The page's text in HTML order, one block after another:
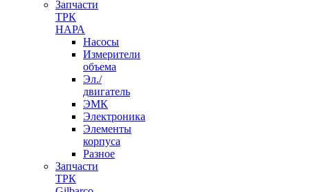
Запчасти
ТРК
НАРА
Насосы
Измерители
объема
Эл./
двигатель
ЭМК
Электроника
Элементы
корпуса
Разное
Запчасти
ТРК